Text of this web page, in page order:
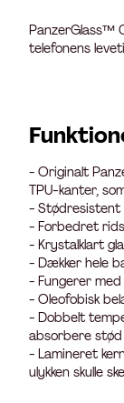
PanzerGlass™
telefonens
- Originalt
TPU-kanter,
- Stødresistent
- Forbedret
- Krystalklart
- Dækker hele
- Fungerer
- Oleofobisk
- Dobbelt
absorbere stød
- Lamineret
ulykken skulle ske